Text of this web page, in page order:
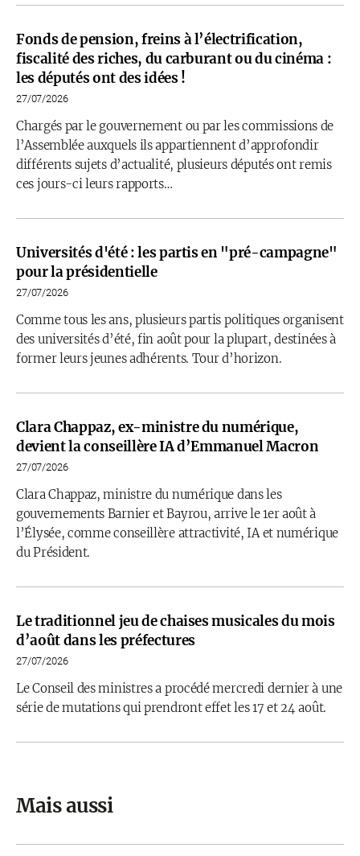
Fonds de pension, freins à l’électrification,
fiscalité des riches, du carburant ou du cinéma :
les députés ont des idées !
27/07/2026
Chargés par le gouvernement ou par les commissions de
l’Assemblée auxquels ils appartiennent d’approfondir
différents sujets d’actualité, plusieurs députés ont remis
ces jours-ci leurs rapports…
Universités d'été : les partis en "pré-campagne"
pour la présidentielle
27/07/2026
Comme tous les ans, plusieurs partis politiques organisent
des universités d’été, fin août pour la plupart, destinées à
former leurs jeunes adhérents. Tour d’horizon.
Clara Chappaz, ex-ministre du numérique,
devient la conseillère IA d’Emmanuel Macron
27/07/2026
Clara Chappaz, ministre du numérique dans les
gouvernements Barnier et Bayrou, arrive le 1er août à
l’Élysée, comme conseillère attractivité, IA et numérique
du Président.
Le traditionnel jeu de chaises musicales du mois
d’août dans les préfectures
27/07/2026
Le Conseil des ministres a procédé mercredi dernier à une
série de mutations qui prendront effet les 17 et 24 août.
Mais aussi